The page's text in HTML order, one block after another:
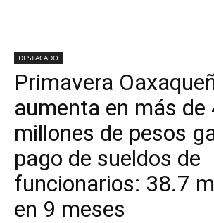
DESTACADO
Primavera
aumenta en más de
millones de pesos
pago de sueldos de
funcionarios: 38.7
en 9 meses